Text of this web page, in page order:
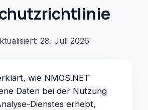
28. Juli 2026
wie NMOS.NET
Daten bei der Nutzung
Dienstes erhebt,